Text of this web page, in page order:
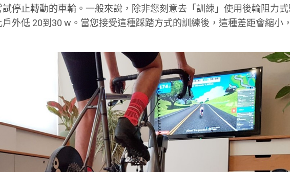
停止轉動的車輪。一般來說，除非您刻意去「訓練」使用後輪阻力
外低 20到30 w。當您接受這種踩踏方式的訓練後，這種差距會縮小